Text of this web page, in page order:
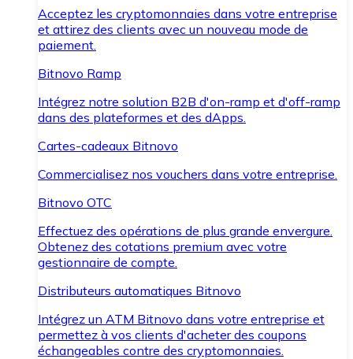
Acceptez les cryptomonnaies dans votre entreprise
et attirez des clients avec un nouveau mode de
paiement.
Bitnovo Ramp
Intégrez notre solution B2B d'on-ramp et d'off-ramp
dans des plateformes et des dApps.
Cartes-cadeaux Bitnovo
Commercialisez nos vouchers dans votre entreprise.
Bitnovo OTC
Effectuez des opérations de plus grande envergure.
Obtenez des cotations premium avec votre
gestionnaire de compte.
Distributeurs automatiques Bitnovo
Intégrez un ATM Bitnovo dans votre entreprise et
permettez à vos clients d'acheter des coupons
échangeables contre des cryptomonnaies.